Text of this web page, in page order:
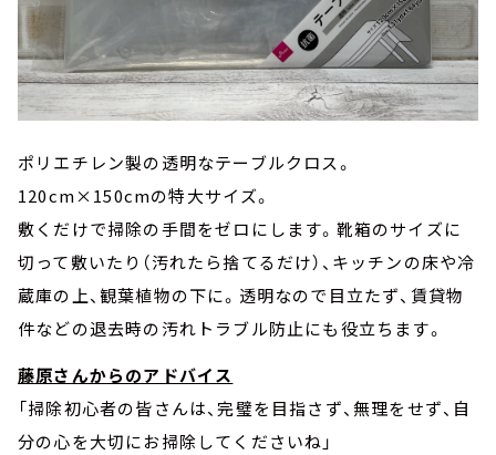
ポリエチレン製の透明なテーブルクロス。
120cm×150cmの特大サイズ。
敷くだけで掃除の手間をゼロにします。靴箱のサイズに
切って敷いたり（汚れたら捨てるだけ）、キッチンの床や冷
蔵庫の上、観葉植物の下に。透明なので目立たず、賃貸物
件などの退去時の汚れトラブル防止にも役立ちます。
藤原さんからのアドバイス
「掃除初心者の皆さんは、完璧を目指さず、無理をせず、自
分の心を大切にお掃除してくださいね」